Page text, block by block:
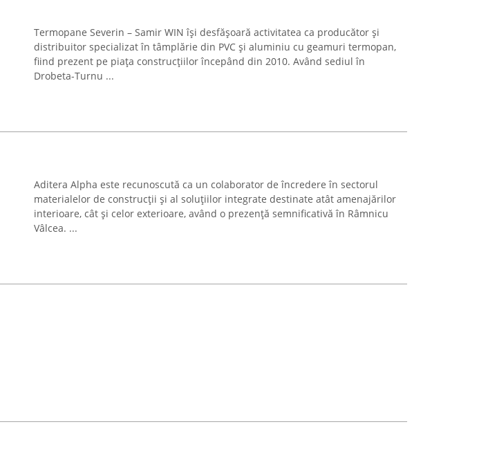
Termopane Severin – Samir WIN își desfășoară activitatea ca producător și
distribuitor specializat în tâmplărie din PVC și aluminiu cu geamuri termopan,
fiind prezent pe piața construcțiilor începând din 2010. Având sediul în
Drobeta-Turnu ...
Aditera Alpha este recunoscută ca un colaborator de încredere în sectorul
materialelor de construcții și al soluțiilor integrate destinate atât amenajărilor
interioare, cât și celor exterioare, având o prezență semnificativă în Râmnicu
Vâlcea. ...